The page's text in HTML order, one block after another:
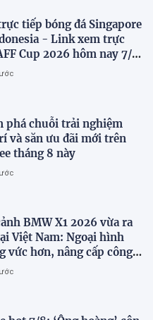
tiếp bóng đá Singapore
- Link xem trực
Cup 2026 hôm nay 7/8
phá chuỗi trải nghiệm
và săn ưu đãi mới trên
tháng 8 này
BMW X1 2026 vừa ra
Việt Nam: Ngoại hình
vức hơn, nâng cấp công